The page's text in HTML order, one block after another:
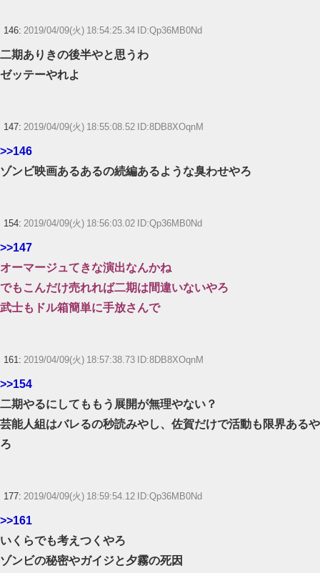
146: 2019/04/09(火) 18:54:25.34 ID:Qp36MB0Nd
二期ありきの後半やと思うわ
ゼッテーやれよ
147: 2019/04/09(火) 18:55:08.52 ID:8DB8XOqnM
>>146
ゾンビ映画あるあるの続編あるような臭わせやろ
154: 2019/04/09(火) 18:56:03.02 ID:Qp36MB0Nd
>>147
オーマージュてきな演出なんかね
でもこんだけ売れれば二期は間違いないやろ
武士もドル箱簡単に手放さんで
161: 2019/04/09(火) 18:57:38.73 ID:8DB8XOqnM
>>154
二期やるにしてももう展開が無理やない？
芸能人組はバレるの秒読みやし、佐賀だけで活動も限界あるや
ろ
177: 2019/04/09(火) 18:59:54.12 ID:Qp36MB0Nd
>>161
いくらでも考えつくやろ
ゾンビの秘密やガイジと夕霧の死因